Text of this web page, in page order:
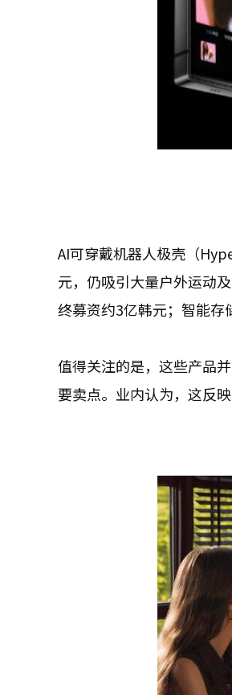
AI可穿戴机器人极壳（
元，仍吸引大量户外运动
终募资约3亿韩元；智能存
值得关注的是，这些产品
要卖点。业内认为，这反